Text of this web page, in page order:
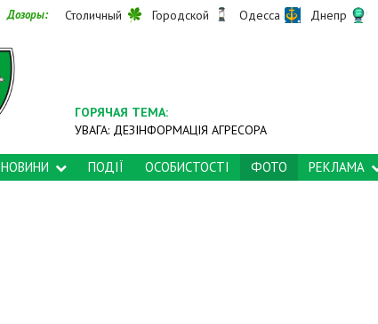
Дозоры: Столичный Городской Одесса Днепр
ГОРЯЧАЯ ТЕМА:
УВАГА: ДЕЗІНФОРМАЦІЯ АГРЕСОРА
НОВИНИ ПОДІЇ ОСОБИСТОСТІ ФОТО РЕКЛАМА